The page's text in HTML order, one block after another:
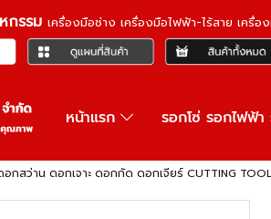
กรรม เครื่องมือช่าง เครื่องมือไฟฟ้า-ไร้สาย เครื่
หน้าแรก รอกโซ่ รอกไฟฟ้
อกสว่าน ดอกเจาะ ดอกกัด ดอกเจียร์ CUTTING